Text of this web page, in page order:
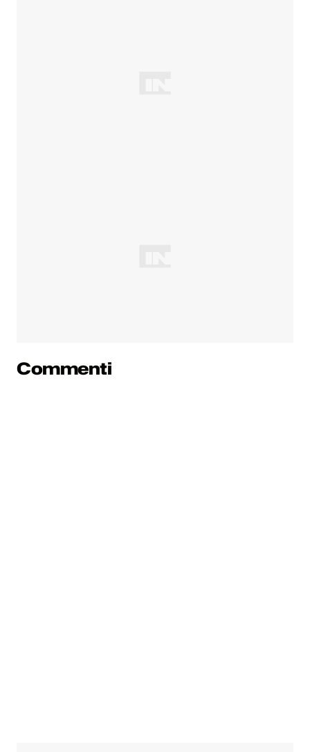
Commenti